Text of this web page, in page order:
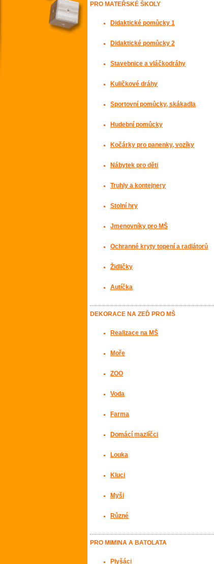
PRO MATEŘSKÉ ŠKOLY
Didaktické pomůcky 1
Didaktické pomůcky 2
Stavebnice a vláčkodráhy
Kuličkové dráhy
Sportovní pomůcky, skákadla
Hudební pomůcky
Kočárky pro panenky, vozíky
Nábytek pro děti
Truhly a kontejnery
Stolní hry
Jmenovníky pro MŠ
Ochranné kryty topení a radiátorů
Židličky
Autíčka
DEKORACE NA ZEĎ PRO MŠ
Realizace na MŠ
Moře
ZOO
Voda
Farma
Domácí mazlíčci
Louka
Kluci
Myši
Různé
PRO MIMINA A BATOLATA
Plyšáci